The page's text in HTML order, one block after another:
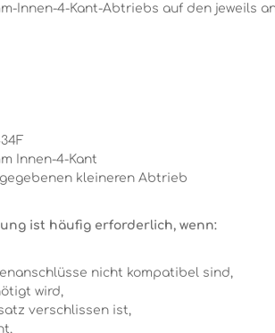
Innen-4-Kant-Abtriebs auf den
Innen-4-Kant
kleineren Abtrieb
ist häufig erforderlich, wenn:
nicht kompatibel sind,
wird,
verschlissen ist,